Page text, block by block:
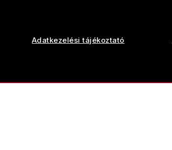
Adatkezelési tájékoztató